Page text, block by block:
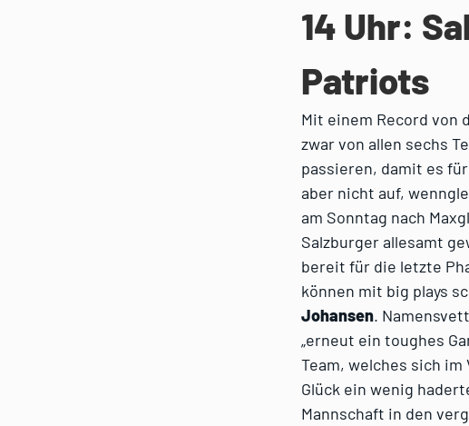
14 Uhr:
Patriots
Mit einem Record von
zwar von allen sechs
passieren, damit es
aber nicht auf,
am Sonntag nach
Salzburger allesamt
bereit für die letzte
können mit big plays
Johansen.
„erneut ein toughes
Team, welches sich
Glück ein wenig
Mannschaft in den